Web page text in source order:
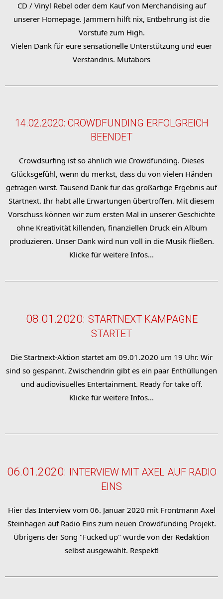
CD / Vinyl Rebel oder dem Kauf von Merchandising auf
unserer Homepage. Jammern hilft nix, Entbehrung ist die
Vorstufe zum High.
Vielen Dank für eure sensationelle Unterstützung und euer
Verständnis. Mutabors
14.02.2020: CROWDFUNDING ERFOLGREICH
BEENDET
Crowdsurfing ist so ähnlich wie Crowdfunding. Dieses
Glücksgefühl, wenn du merkst, dass du von vielen Händen
getragen wirst. Tausend Dank für das großartige Ergebnis auf
Startnext. Ihr habt alle Erwartungen übertroffen. Mit diesem
Vorschuss können wir zum ersten Mal in unserer Geschichte
ohne Kreativität killenden, finanziellen Druck ein Album
produzieren. Unser Dank wird nun voll in die Musik fließen.
Klicke für weitere Infos...
08.01.2020: STARTNEXT KAMPAGNE
STARTET
Die Startnext-Aktion startet am 09.01.2020 um 19 Uhr. Wir
sind so gespannt. Zwischendrin gibt es ein paar Enthüllungen
und audiovisuelles Entertainment. Ready for take off.
Klicke für weitere Infos...
06.01.2020:
INTERVIEW MIT AXEL AUF RADIO
EINS
Hier das Interview vom 06. Januar 2020 mit Frontmann Axel
Steinhagen auf Radio Eins zum neuen Crowdfunding Projekt.
Übrigens der Song "Fucked up" wurde von der Redaktion
selbst ausgewählt. Respekt!